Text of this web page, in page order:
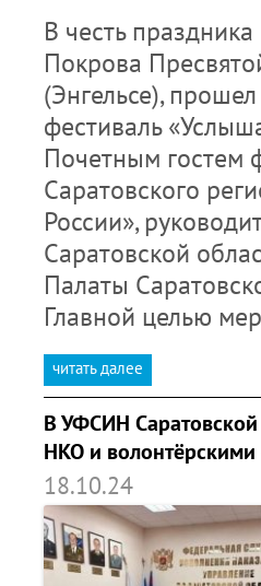
В честь
Покрова
(Энгельсе),
фестиваль
Почетным гостем
Саратовского
России»,
Саратовской
Палаты
Главной целью
читать далее
В УФСИН Саратовской
НКО и
18.10.24